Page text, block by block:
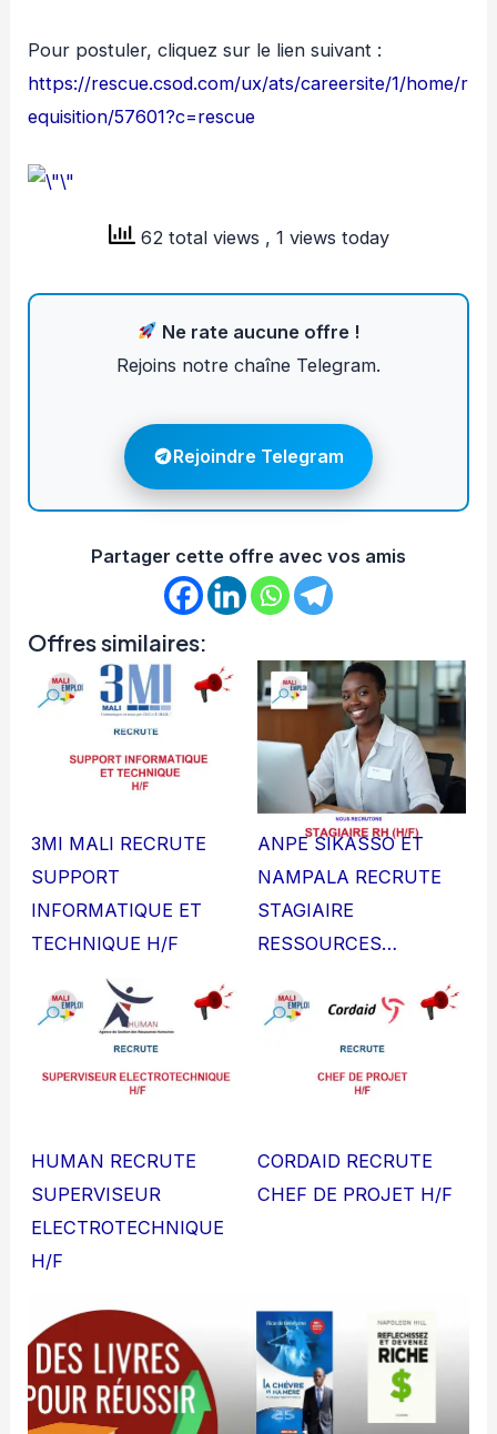
Pour postuler, cliquez sur le lien suivant :
https://rescue.csod.com/ux/ats/careersite/1/home/r
equisition/57601?c=rescue
62 total views , 1 views today
Ne rate aucune offre !
Rejoins notre chaîne Telegram.
Rejoindre Telegram
Partager cette offre avec vos amis
Offres similaires:
3MI MALI RECRUTE
SUPPORT
INFORMATIQUE ET
TECHNIQUE H/F
ANPE SIKASSO ET
NAMPALA RECRUTE
STAGIAIRE
RESSOURCES…
HUMAN RECRUTE
SUPERVISEUR
ELECTROTECHNIQUE
H/F
CORDAID RECRUTE
CHEF DE PROJET H/F